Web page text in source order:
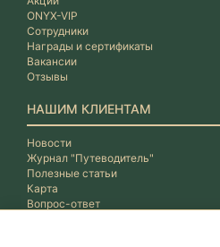
ONYX-VIP
Сотрудники
Награды и сертификаты
Вакансии
Отзывы
НАШИМ КЛИЕНТАМ
Новости
Журнал "Путеводитель"
Полезные статьи
Карта
Вопрос-ответ